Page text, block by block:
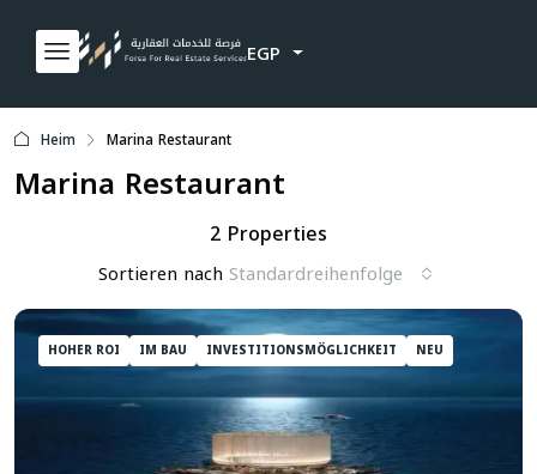
EGP
Heim Marina Restaurant
Marina Restaurant
2 Properties
Sortieren nach Standardreihenfolge
HOHER ROI IM BAU INVESTITIONSMÖGLICHKEIT NEU